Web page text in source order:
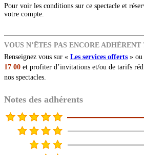
Pour voir les conditions sur ce spectacle et
votre compte.
VOUS N’ÊTES PAS ENCORE ADHÉRENT
Renseignez vous sur « Les services offerts » ou
17 00 et profiter d’invitations et/ou de tarifs
nos spectacles.
Notes des adhérents